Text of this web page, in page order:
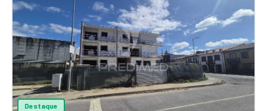
Destaque